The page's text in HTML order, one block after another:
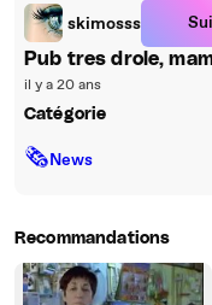
skimosss
Pub tres drole,
il y a 20 ans
Catégorie
🗞News
Recommandations